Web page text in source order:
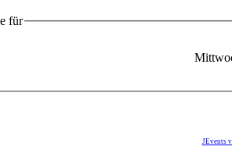
für
JEvents